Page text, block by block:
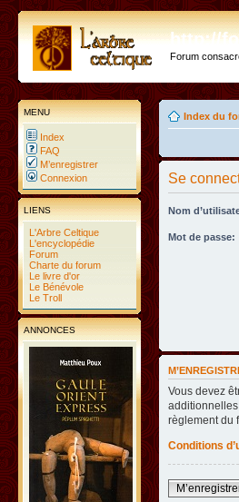
http://
Forum
MENU
Index
FAQ
M’enregistrer
Connexion
LIENS
L'Arbre Celtique
L'encyclopédie
Forum
Charte du forum
Le livre d'or
Le Bénévole
Le Troll
ANNONCES
Index du
Se
Nom
Mot de passe:
Vous devez
additionnelles
règlement du
Conditions